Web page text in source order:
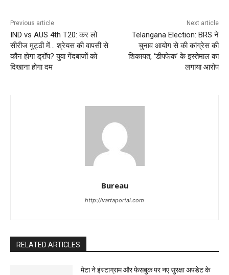
Previous article
IND vs AUS 4th T20: कर लो
सीरीज मुट्ठी में… श्रेयस की वापसी से
कौन होगा ड्रॉप? युवा गेंदबाजों को
दिखाना होगा दम
Next article
Telangana Election: BRS ने
चुनाव आयोग से की कांग्रेस की
शिकायत, ‘डीपफेक’ के इस्तेमाल का
लगाया आरोप
Bureau
http://vartaportal.com
RELATED ARTICLES
मेटा ने इंस्टाग्राम और फेसबुक पर नए सुरक्षा अपडेट के